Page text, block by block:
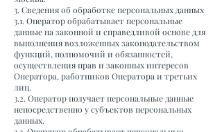
3. Сведения об обработке персональных данных
3.1. Оператор обрабатывает персональные
данные на законной и справедливой основе для
выполнения возложенных законодательством
функций, полномочий и обязанностей,
осуществления прав и законных интересов
Оператора, работников Оператора и третьих
лиц.
3.2. Оператор получает персональные данные
непосредственно у субъектов персональных
данных.